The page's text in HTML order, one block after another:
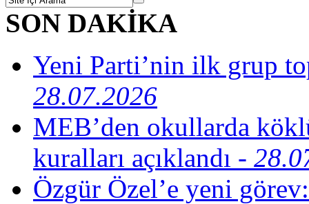
SON DAKİKA
Yeni Parti’nin ilk grup
28.07.2026
MEB’den okullarda
kuralları açıklandı -
Özgür Özel’e yeni